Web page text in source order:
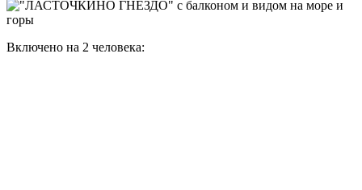
Включено на 2 человека: